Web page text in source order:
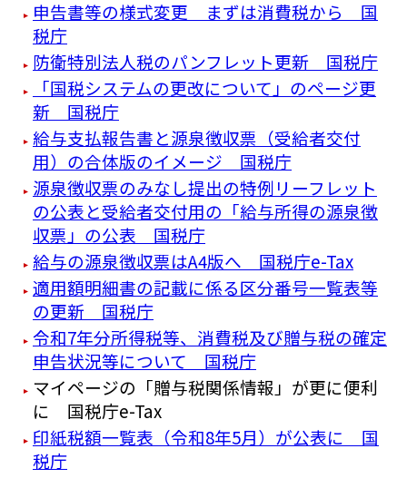
申告書等の様式変更 まずは消費税から 国
税庁
防衛特別法人税のパンフレット更新 国税庁
「国税システムの更改について」のページ更
新 国税庁
給与支払報告書と源泉徴収票（受給者交付
用）の合体版のイメージ 国税庁
源泉徴収票のみなし提出の特例リーフレット
の公表と受給者交付用の「給与所得の源泉徴
収票」の公表 国税庁
給与の源泉徴収票はA4版へ 国税庁e-Tax
適用額明細書の記載に係る区分番号一覧表等
の更新 国税庁
令和7年分所得税等、消費税及び贈与税の確定
申告状況等について 国税庁
マイページの「贈与税関係情報」が更に便利
に 国税庁e-Tax
印紙税額一覧表（令和8年5月）が公表に 国
税庁